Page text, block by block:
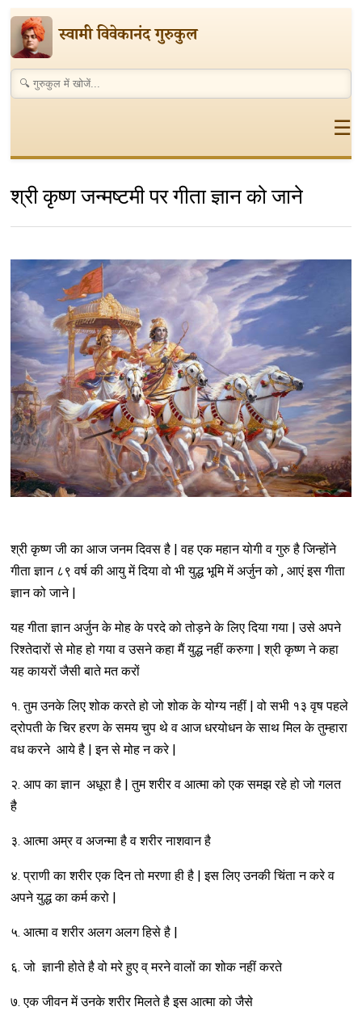
स्वामी विवेकानंद गुरुकुल
☰
श्री कृष्ण जन्मष्टमी पर गीता ज्ञान को जाने
श्री कृष्ण जी का आज जनम दिवस है | वह एक महान योगी व गुरु है जिन्होंने
गीता ज्ञान ८९ वर्ष की आयु में दिया वो भी युद्ध भूमि में अर्जुन को , आएं इस गीता
ज्ञान को जाने |
यह गीता ज्ञान अर्जुन के मोह के परदे को तोड़ने के लिए दिया गया | उसे अपने
रिश्तेदारों से मोह हो गया व उसने कहा मैं युद्ध नहीं करुगा | श्री कृष्ण ने कहा
यह कायरों जैसी बाते मत करों
१. तुम उनके लिए शोक करते हो जो शोक के योग्य नहीं | वो सभी १३ वृष पहले
द्रोपती के चिर हरण के समय चुप थे व आज धरयोधन के साथ मिल के तुम्हारा
वध करने आये है | इन से मोह न करे |
२. आप का ज्ञान अधूरा है | तुम शरीर व आत्मा को एक समझ रहे हो जो गलत
है
३. आत्मा अम्र व अजन्मा है व शरीर नाशवान है
४. प्राणी का शरीर एक दिन तो मरणा ही है | इस लिए उनकी चिंता न करे व
अपने युद्ध का कर्म करो |
५. आत्मा व शरीर अलग अलग हिसे है |
६. जो ज्ञानी होते है वो मरे हुए व् मरने वालों का शोक नहीं करते
७. एक जीवन में उनके शरीर मिलते है इस आत्मा को जैसे